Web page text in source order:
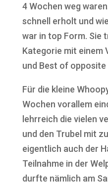
4 Wochen weg
schnell erholt und
war in top Form. Sie
Kategorie mit einem
und Best of opposite
Für die kleine
Wochen vorallem
lehrreich die vielen
und den Trubel mit
eigentlich auch der
Teilnahme in der
durfte nämlich am